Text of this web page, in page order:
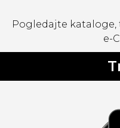
Pogledajte
e-